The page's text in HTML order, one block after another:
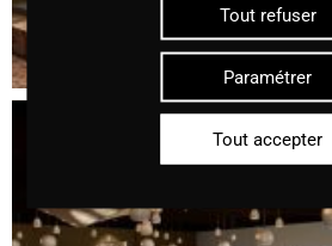
Tout accepter
Tout refuser
Paramétrer